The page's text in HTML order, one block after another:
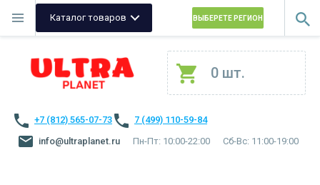
Каталог товаров ВЫБЕРЕТЕ РЕГИОН
0 шт.
+7 (812) 565-07-73
7 (499) 110-59-84
info@ultraplanet.ru
Пн-Пт: 10:00-22:00 Сб-Вс: 11:00-19:00